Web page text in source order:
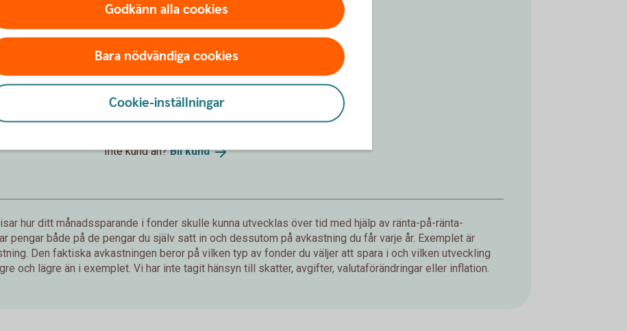
Förväntat sparbelopp om 10 år
172 019 kr
Insättningar från dig är 120 000 kr.Förväntad avkastning är +52 019 kr.
Logga in och börja månadsspara
Inte kund än?Blikund
hur ditt månadssparande i fonder skulle kunna utvecklas över tid med hjälp av ränta-på-ränta-
pengar både på de pengar du själv satt in och dessutom på avkastning du får varje år. Exemplet är
Den faktiska avkastningen beror på vilken typ av fonder du väljer att spara i och vilken utveckling
och lägre än i exemplet. Vi har inte tagit hänsyn till skatter, avgifter, valutaförändringar eller inflation.
Godkänn alla cookies
Bara nödvändiga cookies
Cookie-inställningar